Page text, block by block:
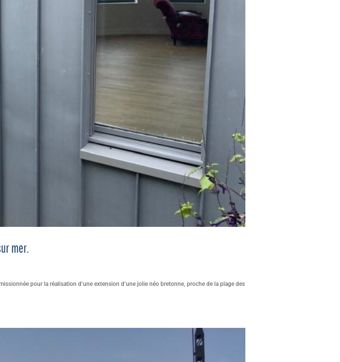
mer.
pour la réalisation d’une extension d’une jolie néo bretonne, proche de la plage des